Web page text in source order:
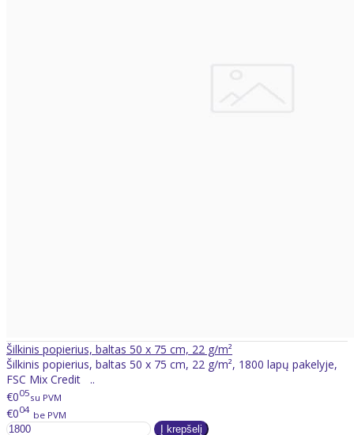
Šilkinis popierius, baltas 50 x 75 cm, 22 g/m²
Šilkinis popierius, baltas 50 x 75 cm, 22 g/m², 1800 lapų pakelyje,
FSC Mix Credit ..
€005su PVM
€004 be PVM